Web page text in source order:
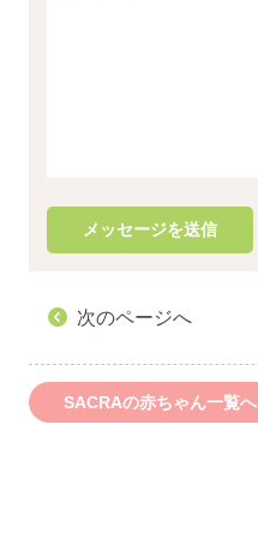
次のページへ
SACRAの赤ちゃん一覧へ